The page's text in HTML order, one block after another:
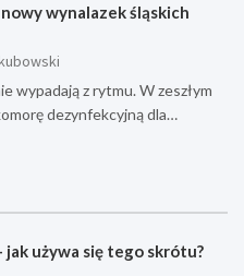
wynalazek śląskich
wypadają z rytmu. W zeszłym
dezynfekcyjną dla…
jak używa się tego skrótu?